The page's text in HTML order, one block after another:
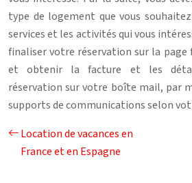
type de logement que vous
services et les activités qui vous
finaliser votre réservation sur la page
et obtenir la facture et les
réservation sur votre boîte mail, par
supports de communications selon
Location de vacances en
France et en Espagne